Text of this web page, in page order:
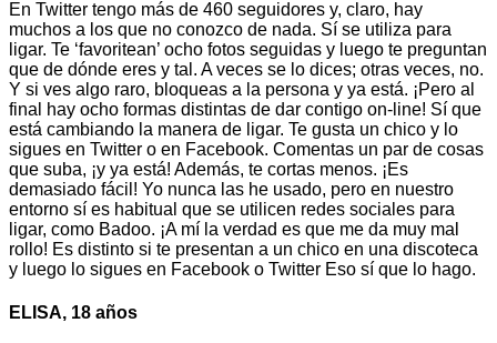
En Twitter tengo más de 460 seguidores y, claro, hay
muchos a los que no conozco de nada. Sí se utiliza para
ligar. Te ‘favoritean’ ocho fotos seguidas y luego te preguntan
que de dónde eres y tal. A veces se lo dices; otras veces, no.
Y si ves algo raro, bloqueas a la persona y ya está. ¡Pero al
final hay ocho formas distintas de dar contigo on-line! Sí que
está cambiando la manera de ligar. Te gusta un chico y lo
sigues en Twitter o en Facebook. Comentas un par de cosas
que suba, ¡y ya está! Además, te cortas menos. ¡Es
demasiado fácil! Yo nunca las he usado, pero en nuestro
entorno sí es habitual que se utilicen redes sociales para
ligar, como Badoo. ¡A mí la verdad es que me da muy mal
rollo! Es distinto si te presentan a un chico en una discoteca
y luego lo sigues en Facebook o Twitter Eso sí que lo hago.
ELISA, 18 años